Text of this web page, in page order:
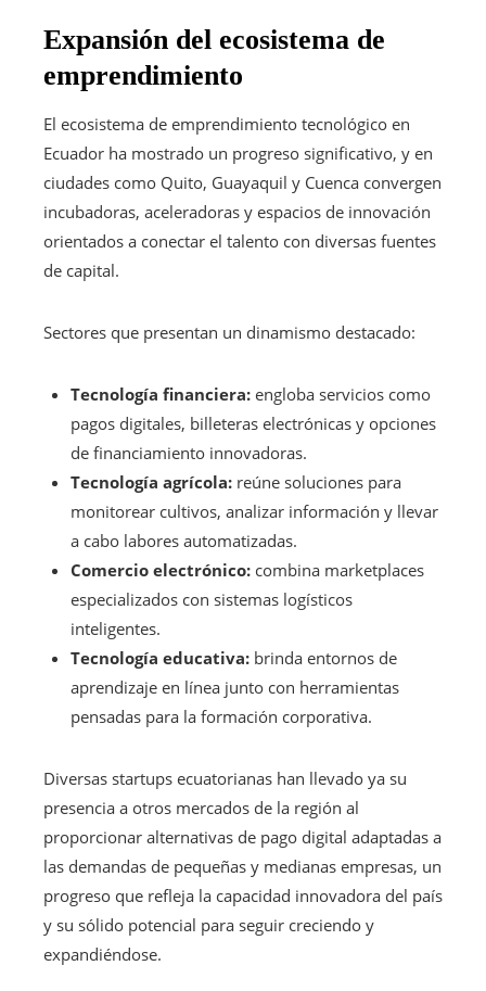
Expansión del ecosistema de
emprendimiento
El ecosistema de emprendimiento tecnológico en
Ecuador ha mostrado un progreso significativo, y en
ciudades como Quito, Guayaquil y Cuenca convergen
incubadoras, aceleradoras y espacios de innovación
orientados a conectar el talento con diversas fuentes
de capital.
Sectores que presentan un dinamismo destacado:
Tecnología financiera: engloba servicios como
pagos digitales, billeteras electrónicas y opciones
de financiamiento innovadoras.
Tecnología agrícola: reúne soluciones para
monitorear cultivos, analizar información y llevar
a cabo labores automatizadas.
Comercio electrónico: combina marketplaces
especializados con sistemas logísticos
inteligentes.
Tecnología educativa: brinda entornos de
aprendizaje en línea junto con herramientas
pensadas para la formación corporativa.
Diversas startups ecuatorianas han llevado ya su
presencia a otros mercados de la región al
proporcionar alternativas de pago digital adaptadas a
las demandas de pequeñas y medianas empresas, un
progreso que refleja la capacidad innovadora del país
y su sólido potencial para seguir creciendo y
expandiéndose.